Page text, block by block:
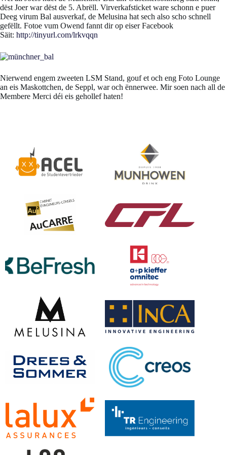
dëst Joer war dëst de 5. Abrëll. Virverkafsticket ware schonn e puer
Deeg virum Bal ausverkaf, de Melusina hat sech also scho schnell
gefëllt. Fotoe vum Owend fannt dir op eiser Facebook
Säit: http://tinyurl.com/lrkvqqn
Nierwend engem zweeten LSM Stand, gouf et och eng Foto Lounge
an eis Maskottchen, de Seppl, war och ënnerwee. Mir soen nach all de
Membere Merci déi eis gehollef haten!